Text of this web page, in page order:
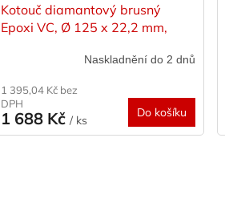
Kotouč diamantový brusný
Epoxi VC, Ø 125 x 22,2 mm,
Naskladnění do 2 dnů
1 395,04 Kč bez
DPH
1 688 Kč/ ks
Do košíku